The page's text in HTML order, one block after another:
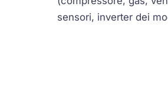
sensori, inverter dei